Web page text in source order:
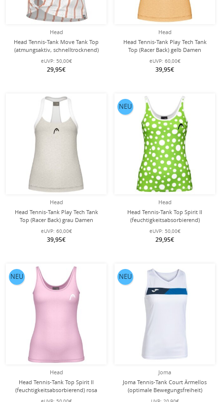
Head
Head Tennis-Tank Move Tank Top
(atmungsaktiv, schnelltrocknend)
weiss/orange Damen
eUVP: 50,00€
29,95€
Head
Head Tennis-Tank Play Tech Tank
Top (Racer Back) gelb Damen
eUVP: 60,00€
39,95€
Head
Head Tennis-Tank Play Tech Tank
Top (Racer Back) grau Damen
eUVP: 60,00€
39,95€
Head
Head Tennis-Tank Top Spirit II
(feuchtigkeitsabsorbierend)
grün/weiss Damen
eUVP: 50,00€
29,95€
NEU
Head
Head Tennis-Tank Top Spirit II
(feuchtigkeitsabsorbierend) rosa
Damen
NEU
Joma
Joma Tennis-Tank Court Ärmellos
(optimale Bewegungsfreiheit)
weiss/königsblau Damen
NEU